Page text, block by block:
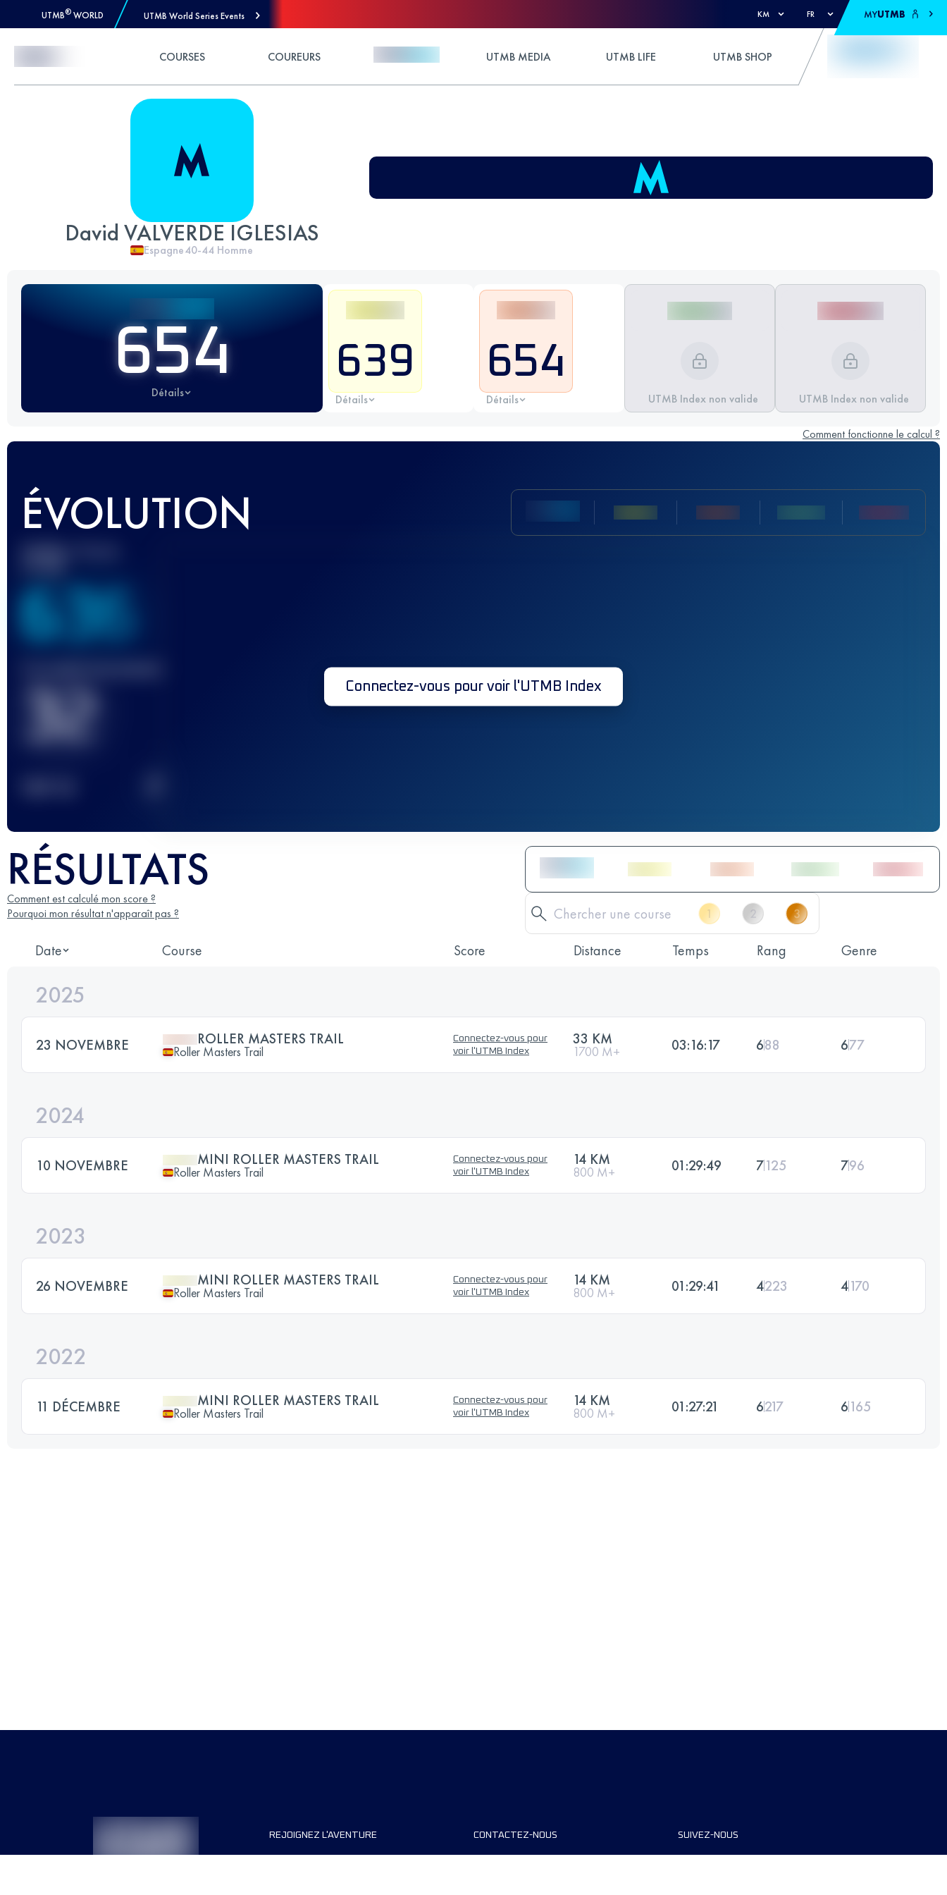
UTMB® WORLD UTMB World Series Events KM FR MYUTMB
COURSES COUREURS UTMB MEDIA UTMB LIFE UTMB SHOP
David VALVERDE IGLESIAS
Espagne40-44 Homme
654
Détails
639
Détails
654
Détails UTMB Index non valide UTMB Index non valide
Comment fonctionne le calcul ?
ÉVOLUTION
Meilleur Score
636
32 Connectez-vous pour voir l'UTMB Index
RÉSULTATS
Comment est calculé mon score ?
Pourquoi mon résultat n'apparaît pas ?
Date Course Score Distance Temps Rang Genre
2025
23 NOVEMBRE ROLLER MASTERS TRAIL
Roller Masters Trail
Connectez-vous pour
voir l'UTMB Index
33 KM
1700 M+ 03:16:17 688 677
2024
10 NOVEMBRE MINI ROLLER MASTERS TRAIL
Roller Masters Trail
Connectez-vous pour
voir l'UTMB Index
14 KM
800 M+ 01:29:49 7125 796
2023
26 NOVEMBRE MINI ROLLER MASTERS TRAIL
Roller Masters Trail
Connectez-vous pour
voir l'UTMB Index
14 KM
800 M+ 01:29:41 4223 4170
2022
11 DÉCEMBRE MINI ROLLER MASTERS TRAIL
Roller Masters Trail
Connectez-vous pour
voir l'UTMB Index
14 KM
800 M+ 01:27:21 6217 6165
REJOIGNEZ L'AVENTURE CONTACTEZ-NOUS SUIVEZ-NOUS